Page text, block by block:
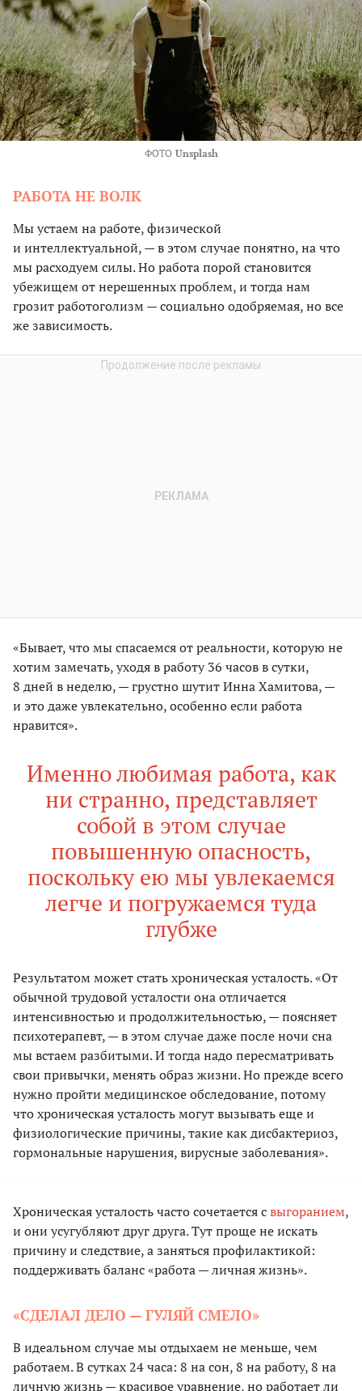
ФОТО Unsplash
РАБОТА НЕ ВОЛК
Мы устаем на работе, физической
и интеллектуальной, — в этом случае понятно, на что
мы расходуем силы. Но работа порой становится
убежищем от нерешенных проблем, и тогда нам
грозит работоголизм — социально одобряемая, но все
же зависимость.
«Бывает, что мы спасаемся от реальности, которую не
хотим замечать, уходя в работу 36 часов в сутки,
8 дней в неделю, — грустно шутит Инна Хамитова, —
и это даже увлекательно, особенно если работа
нравится».
Именно любимая работа, как
ни странно, представляет
собой в этом случае
повышенную опасность,
поскольку ею мы увлекаемся
легче и погружаемся туда
глубже
Результатом может стать хроническая усталость. «От
обычной трудовой усталости она отличается
интенсивностью и продолжительностью, — поясняет
психотерапевт, — в этом случае даже после ночи сна
мы встаем разбитыми. И тогда надо пересматривать
свои привычки, менять образ жизни. Но прежде всего
нужно пройти медицинское обследование, потому
что хроническая усталость могут вызывать еще и
физиологические причины, такие как дисбактериоз,
гормональные нарушения, вирусные заболевания».
Хроническая усталость часто сочетается свыгоранием,
и они усугубляют друг друга. Тут проще не искать
причину и следствие, а заняться профилактикой:
поддерживать баланс «работа — личная жизнь».
«СДЕЛАЛ ДЕЛО — ГУЛЯЙ СМЕЛО»
В идеальном случае мы отдыхаем не меньше, чем
работаем. В сутках 24 часа: 8 на сон, 8 на работу, 8 на
личную жизнь — красивое уравнение, но работает ли